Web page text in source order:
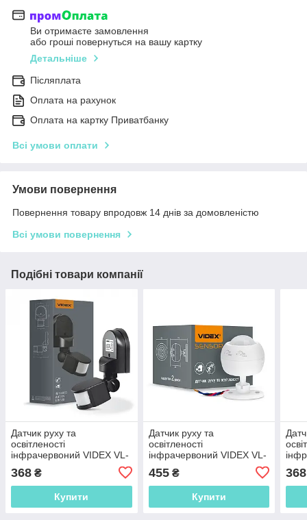
Ви отримаєте замовлення
або гроші повернуться на вашу картку
Детальніше
Післяплата
Оплата на рахунок
Оплата на картку Приватбанку
Всі умови оплати
Умови повернення
Повернення товару впродовж 14 днів за домовленістю
Всі умови повернення
Подібні товари компанії
Датчик руху та
освітленості
інфрачервоний VIDEX VL-
(220V/1200W/IP44) Black
368 ₴
Купити
Датчик руху та
освітленості
інфрачервоний VIDEX VL-
(220V/1200W/IP20) White
455₴
Купити
368